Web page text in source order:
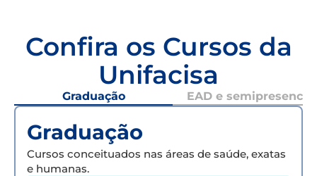
Confira os Cursos da
Unifacisa
Graduação EAD e semipresencial
Graduação
Cursos conceituados nas áreas de saúde, exatas
e humanas.